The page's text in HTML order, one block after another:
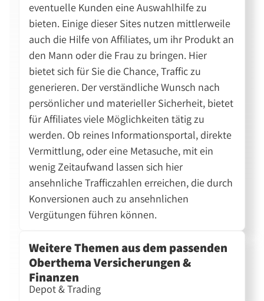
eventuelle Kunden eine Auswahlhilfe zu
bieten. Einige dieser Sites nutzen mittlerweile
auch die Hilfe von Affiliates, um ihr Produkt an
den Mann oder die Frau zu bringen. Hier
bietet sich für Sie die Chance, Traffic zu
generieren. Der verständliche Wunsch nach
persönlicher und materieller Sicherheit, bietet
für Affiliates viele Möglichkeiten tätig zu
werden. Ob reines Informationsportal, direkte
Vermittlung, oder eine Metasuche, mit ein
wenig Zeitaufwand lassen sich hier
ansehnliche Trafficzahlen erreichen, die durch
Konversionen auch zu ansehnlichen
Vergütungen führen können.
Weitere Themen aus dem passenden
Oberthema Versicherungen &
Finanzen
Depot & Trading